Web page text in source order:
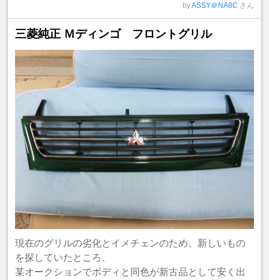
byASSY＠NA8C さん
三菱純正 Ｍディンゴ フロントグリル
現在のグリルの劣化とイメチェンのため、新しいもの
を探していたところ、
某オークションでボディと同色が新古品として安く出